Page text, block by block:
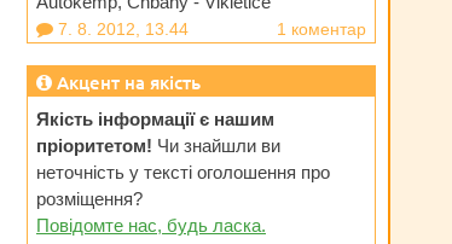
7. 8. 2012, 13.44 1 коментар
Акцент на якість
Якість інформації є нашим
пріоритетом! Чи знайшли ви
неточність у тексті оголошення про
розміщення?
Повідомте нас, будь ласка.